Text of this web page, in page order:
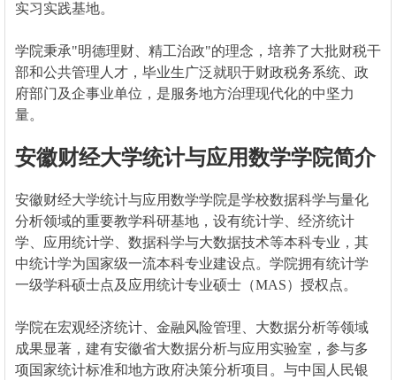
实习实践基地。
学院秉承"明德理财、精工治政"的理念，培养了大批财税干
部和公共管理人才，毕业生广泛就职于财政税务系统、政
府部门及企事业单位，是服务地方治理现代化的中坚力
量。
安徽财经大学统计与应用数学学院简介
安徽财经大学统计与应用数学学院是学校数据科学与量化
分析领域的重要教学科研基地，设有统计学、经济统计
学、应用统计学、数据科学与大数据技术等本科专业，其
中统计学为国家级一流本科专业建设点。学院拥有统计学
一级学科硕士点及应用统计专业硕士（MAS）授权点。
学院在宏观经济统计、金融风险管理、大数据分析等领域
成果显著，建有安徽省大数据分析与应用实验室，参与多
项国家统计标准和地方政府决策分析项目。与中国人民银